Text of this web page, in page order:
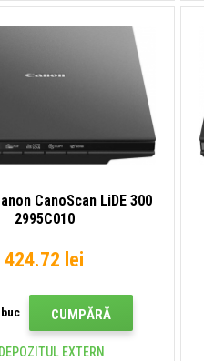
CanoScan LiDE 300
2995C010
424.72 lei
buc CUMPĂRĂ
EXTERN